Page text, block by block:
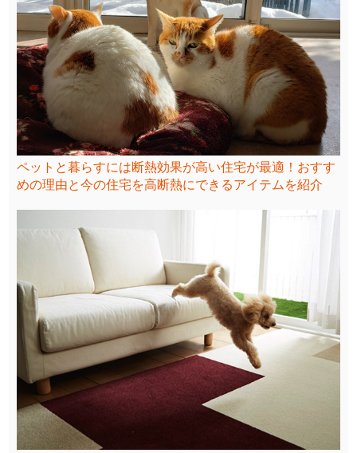
ペットと暮らすには断熱効果が高い住宅が最適！おすす
めの理由と今の住宅を高断熱にできるアイテムを紹介